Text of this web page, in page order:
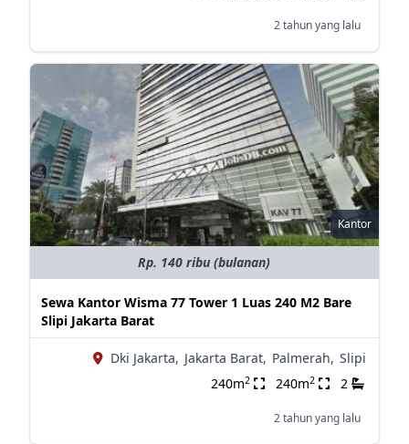
2 tahun yang lalu
Kantor
Rp. 140 ribu (bulanan)
Sewa Kantor Wisma 77 Tower 1 Luas 240 M2 Bare
Slipi Jakarta Barat
Dki Jakarta, Jakarta Barat, Palmerah, Slipi
240m2 240m2 2
2 tahun yang lalu